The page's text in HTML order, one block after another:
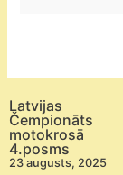
motokrosā
Latvijas
Čempionāts
motokrosā
4.posms
23 augusts, 2025